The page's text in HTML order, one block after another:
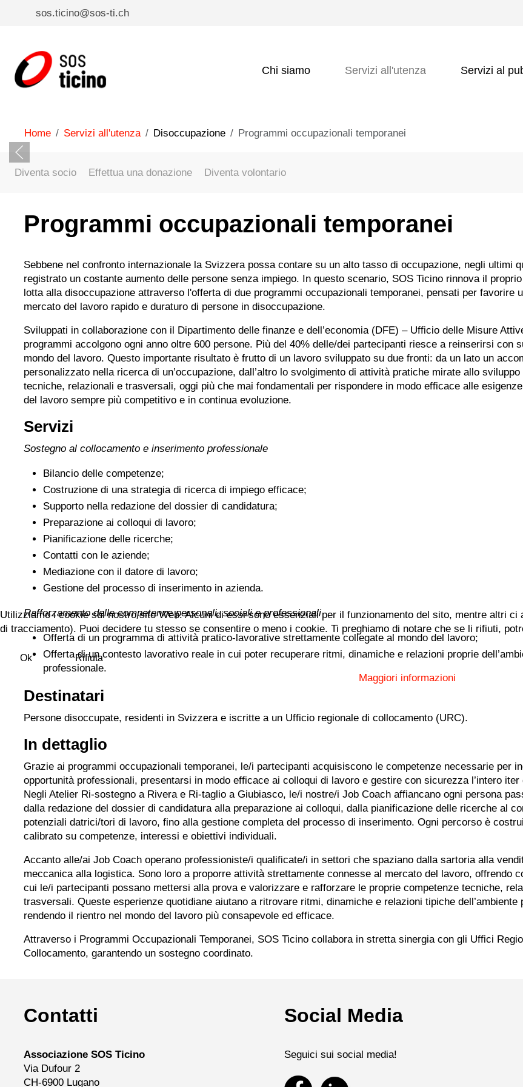
sos.ticino@sos-ti.ch
Chi siamo Servizi all'utenza Servizi al
Home Servizi all'utenza Disoccupazione Programmi occupazionali temporanei
Diventa socio Effettua una donazione Diventa volontario
Programmi occupazionali temporanei
Sebbene nel confronto internazionale la Svizzera possa contare su un alto tasso di occupazione, negli ultimi
registrato un costante aumento delle persone senza impiego. In questo scenario, SOS Ticino rinnova il
lotta alla disoccupazione attraverso l'offerta di due programmi occupazionali temporanei, pensati per favorire
mercato del lavoro rapido e duraturo di persone in disoccupazione.
Sviluppati in collaborazione con il Dipartimento delle finanze e dell’economia (DFE) – Ufficio delle Misure
programmi accolgono ogni anno oltre 600 persone. Più del 40% delle/dei partecipanti riesce a reinserirsi con
mondo del lavoro. Questo importante risultato è frutto di un lavoro sviluppato su due fronti: da un lato un
personalizzato nella ricerca di un’occupazione, dall’altro lo svolgimento di attività pratiche mirate allo
tecniche, relazionali e trasversali, oggi più che mai fondamentali per rispondere in modo efficace alle
del lavoro sempre più competitivo e in continua evoluzione.
Servizi
Sostegno al collocamento e inserimento professionale
Bilancio delle competenze;
Costruzione di una strategia di ricerca di impiego efficace;
Supporto nella redazione del dossier di candidatura;
Preparazione ai colloqui di lavoro;
Pianificazione delle ricerche;
Contatti con le aziende;
Mediazione con il datore di lavoro;
Gestione del processo di inserimento in azienda.
Rafforzamento delle competenze personali, sociali e professionali
Offerta di un programma di attività pratico-lavorative strettamente collegate al mondo del lavoro;
Offerta di un contesto lavorativo reale in cui poter recuperare ritmi, dinamiche e relazioni proprie
professionale.
Destinatari
Persone disoccupate, residenti in Svizzera e iscritte a un Ufficio regionale di collocamento (URC).
In dettaglio
Grazie ai programmi occupazionali temporanei, le/i partecipanti acquisiscono le competenze necessarie per
opportunità professionali, presentarsi in modo efficace ai colloqui di lavoro e gestire con sicurezza l’intero iter
Negli Atelier Ri-sostegno a Rivera e Ri-taglio a Giubiasco, le/i nostre/i Job Coach affiancano ogni persona
dalla redazione del dossier di candidatura alla preparazione ai colloqui, dalla pianificazione delle ricerche al
potenziali datrici/tori di lavoro, fino alla gestione completa del processo di inserimento. Ogni percorso è
calibrato su competenze, interessi e obiettivi individuali.
Accanto alle/ai Job Coach operano professioniste/i qualificate/i in settori che spaziano dalla sartoria alla
meccanica alla logistica. Sono loro a proporre attività strettamente connesse al mercato del lavoro, offrendo
cui le/i partecipanti possano mettersi alla prova e valorizzare e rafforzare le proprie competenze tecniche,
trasversali. Queste esperienze quotidiane aiutano a ritrovare ritmi, dinamiche e relazioni tipiche dell’ambiente
rendendo il rientro nel mondo del lavoro più consapevole ed efficace.
Attraverso i Programmi Occupazionali Temporanei, SOS Ticino collabora in stretta sinergia con gli Uffici
Collocamento, garantendo un sostegno coordinato.
Contatti
Associazione SOS Ticino
Via Dufour 2
CH-6900 Lugano
Social Media
Seguici sui social media!
Utilizziamo i cookie sul nostro sito Web. Alcuni di essi sono essenziali per il funzionamento del sito, mentre altri
di tracciamento). Puoi decidere tu stesso se consentire o meno i cookie. Ti preghiamo di notare che se li rifiuti,
Ok Rifiuta
Maggiori informazioni